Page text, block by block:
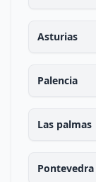
Asturias
Palencia
Las palmas
Pontevedra